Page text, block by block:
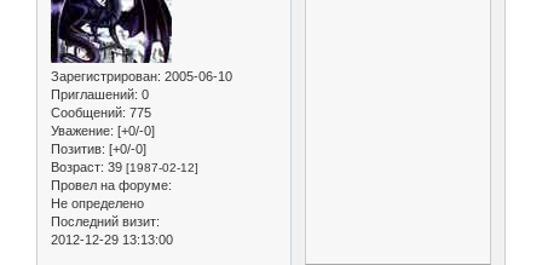
Зарегистрирован: 2005-06-10
Приглашений: 0
Сообщений: 775
Уважение: [+0/-0]
Позитив: [+0/-0]
Возраст: 39 [1987-02-12]
Провел на форуме:
Не определено
Последний визит:
2012-12-29 13:13:00